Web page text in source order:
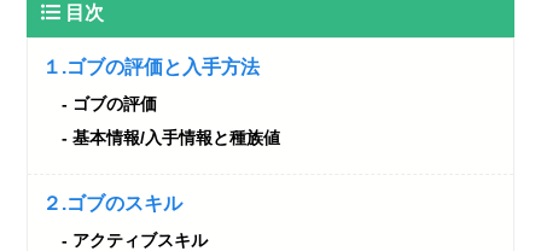
目次
１.ゴブの評価と入手方法
ゴブの評価
基本情報/入手情報と種族値
２.ゴブのスキル
アクティブスキル